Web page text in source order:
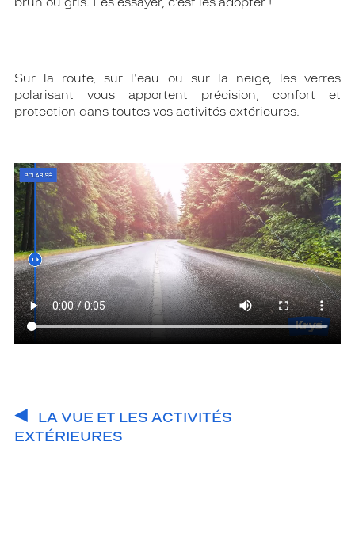
Sur la route, sur l'eau ou sur la neige, les verres
polarisant vous apportent précision, confort et
protection dans toutes vos activités extérieures.
LA VUE ET LES ACTIVITÉS
EXTÉRIEURES